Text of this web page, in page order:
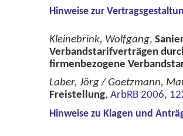
Hinweise zur
Kleinebrink, Wolfgang,
Verbandstarifverträgen
firmenbezogene
Laber, Jörg / Goetzmann,
Freistellung, ArbRB 2006,
Hinweise zu Klagen und